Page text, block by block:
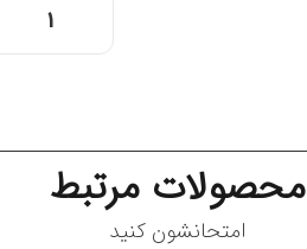
محصولات مرتبط
امتحانشون کنید